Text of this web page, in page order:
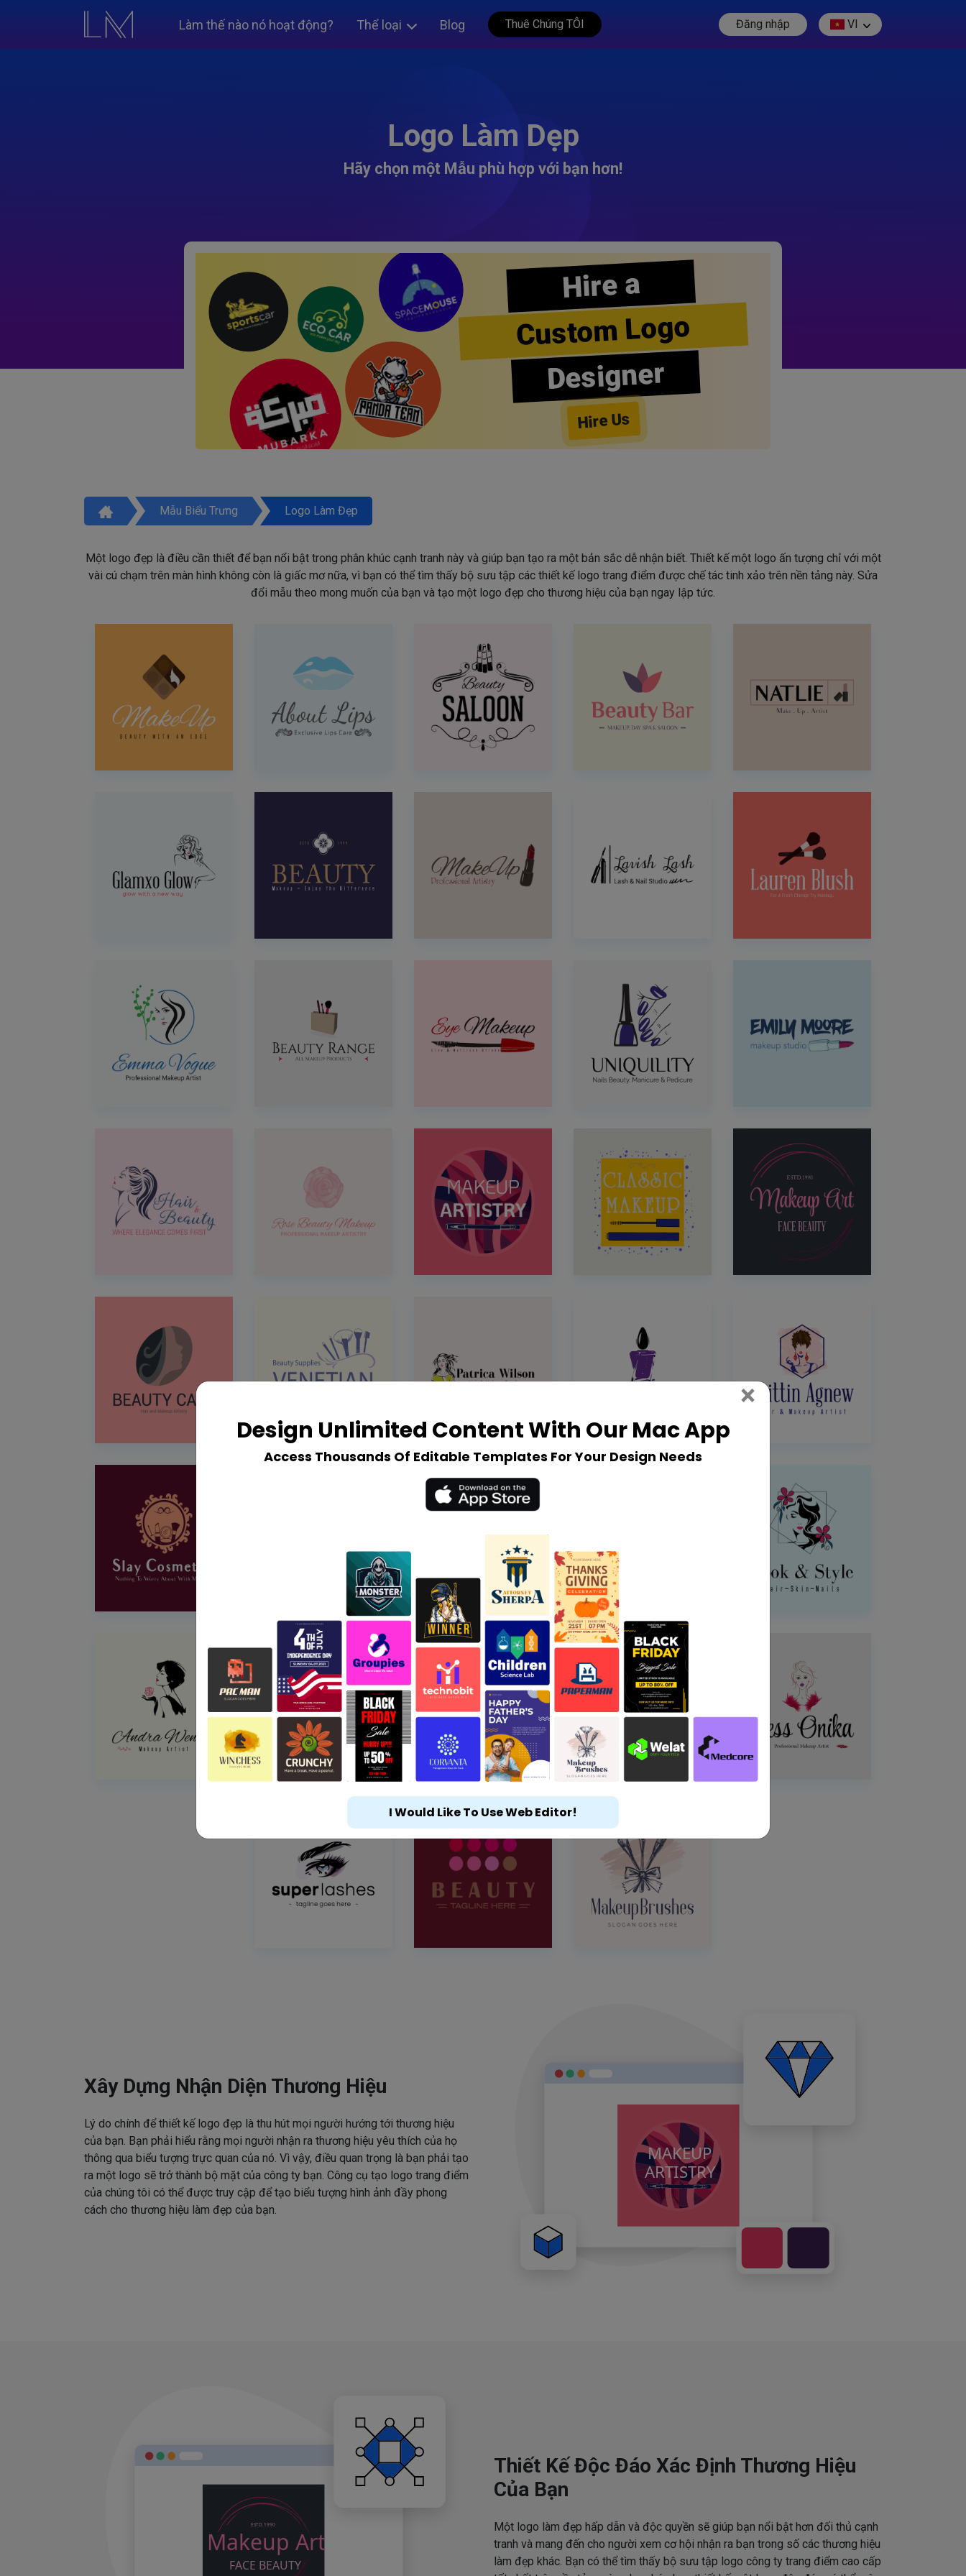
Làm thế nào nó hoạt động? Thể loại Blog Thuê Chúng TÔI Đăng nhập VI
Logo Làm Dẹp
Hãy chọn một Mẫu phù hợp với bạn hơn!
Hire a
Custom Logo
Designer
Hire Us
Mẫu Biểu Trưng Logo Làm Đẹp
Một logo đẹp là điều cần thiết để bạn nổi bật trong phân khúc cạnh tranh này và giúp bạn tạo ra một bản sắc dễ nhận biết. Thiết kế một logo ấn tượng chỉ với một
vài cú chạm trên màn hình không còn là giấc mơ nữa, vì bạn có thể tìm thấy bộ sưu tập các thiết kế logo trang điểm được chế tác tinh xảo trên nền tảng này. Sửa
đổi mẫu theo mong muốn của bạn và tạo một logo đẹp cho thương hiệu của bạn ngay lập tức.
Xây Dựng Nhận Diện Thương Hiệu
Lý do chính để thiết kế logo đẹp là thu hút mọi người hướng tới thương hiệu
của bạn. Bạn phải hiểu rằng mọi người nhận ra thương hiệu yêu thích của họ
thông qua biểu tượng trực quan của nó. Vì vậy, điều quan trọng là bạn phải tạo
ra một logo sẽ trở thành bộ mặt của công ty bạn. Công cụ tạo logo trang điểm
của chúng tôi có thể được truy cập để tạo biểu tượng hình ảnh đầy phong
cách cho thương hiệu làm đẹp của bạn.
Thiết Kế Độc Đáo Xác Định Thương Hiệu
Của Bạn
Một logo làm đẹp hấp dẫn và độc quyền sẽ giúp bạn nổi bật hơn đối thủ cạnh
tranh và mang đến cho người xem cơ hội nhận ra bạn trong số các thương hiệu
làm đẹp khác. Bạn có thể tìm thấy bộ sưu tập logo công ty trang điểm cao cấp
Design Unlimited Content With Our Mac App
Access Thousands Of Editable Templates For Your Design Needs
× Close
I Would Like To Use Web Editor!